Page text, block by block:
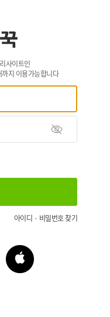
사이트인
지 이용가능합니다
아이디 · 비밀번호 찾기